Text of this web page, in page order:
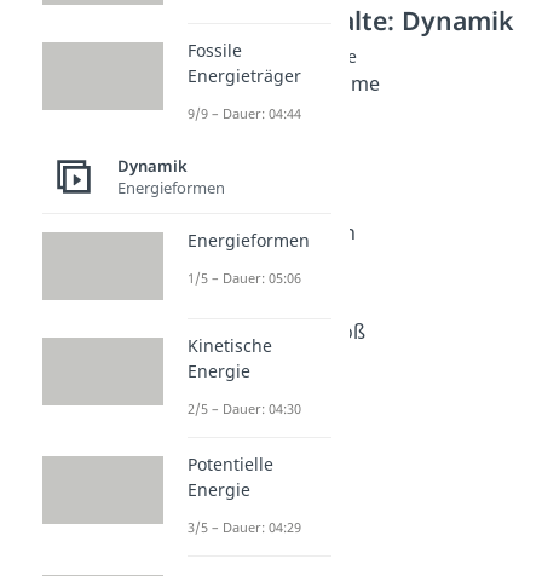
Weitere Inhalte: Dynamik
Newtonsche Axiome
Newtonsche Axiome
Dauer: 03:40
Newton Einheit
Masse berechnen
Elastischer Stoß
Unelastischer Stoß
Dauer: 04:31
Fossile
Energieträger
9/9 – Dauer: 04:44
Dynamik
Energieformen
Energieformen
1/5 – Dauer: 05:06
Kinetische
Energie
2/5 – Dauer: 04:30
Potentielle
Energie
3/5 – Dauer: 04:29